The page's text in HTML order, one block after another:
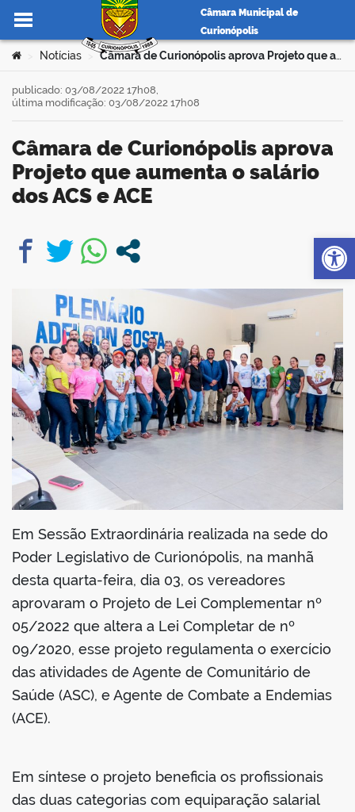
Ir para o conteúdo
Câmara Municipal de
Curionópolis
portal
Você está aqui:
Notícias Câmara de Curionópolis aprova Projeto que aumenta o salário dos ACS e ACE
Câmara de Curionópolis aprova
Projeto que aumenta o salário
dos ACS e ACE
publicado: 03/08/2022 17h08,
última modificação: 03/08/2022 17h08
Em Sessão Extraordinária realizada na sede do
Poder Legislativo de Curionópolis, na manhã
desta quarta-feira, dia 03, os vereadores
aprovaram o Projeto de Lei Complementar nº
05/2022 que altera a Lei Completar de nº
09/2020, esse projeto regulamenta o exercício
das atividades de Agente de Comunitário de
Saúde (ASC), e Agente de Combate a Endemias
(ACE).
Em síntese o projeto beneficia os profissionais
das duas categorias com equiparação salarial